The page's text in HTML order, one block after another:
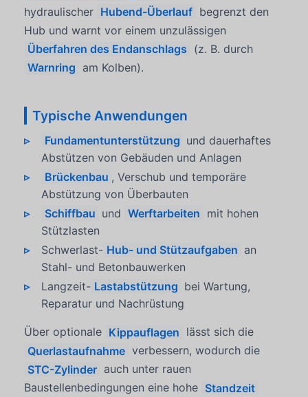
hydraulischer Hubend-Überlauf begrenzt den
Hub und warnt vor einem unzulässigen
Überfahren des Endanschlags (z. B. durch
Warnring am Kolben).
Typische Anwendungen
Fundamentunterstützung und dauerhaftes
Abstützen von Gebäuden und Anlagen
Brückenbau , Verschub und temporäre
Abstützung von Überbauten
Schiffbau und Werftarbeiten mit hohen
Stützlasten
Schwerlast- Hub- und Stützaufgaben an
Stahl- und Betonbauwerken
Langzeit- Lastabstützung bei Wartung,
Reparatur und Nachrüstung
Über optionale Kippauflagen lässt sich die
Querlastaufnahme verbessern, wodurch die
STC-Zylinder auch unter rauen
Baustellenbedingungen eine hohe Standzeit